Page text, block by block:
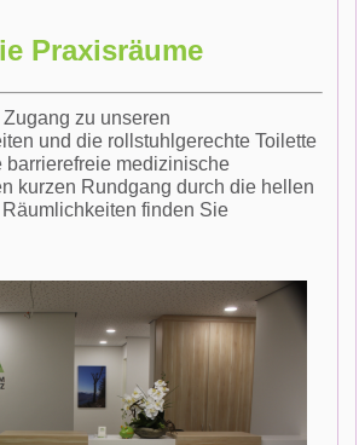
Praxisräume
zu unseren
und die rollstuhlgerechte Toilette
barrierefreie medizinische
kurzen Rundgang durch die hellen
finden Sie